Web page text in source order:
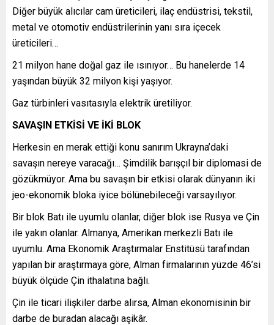
Diğer büyük alıcılar cam üreticileri, ilaç endüstrisi, tekstil,
metal ve otomotiv endüstrilerinin yanı sıra içecek
üreticileri…
21 milyon hane doğal gaz ile ısınıyor… Bu hanelerde 14
yaşından büyük 32 milyon kişi yaşıyor.
Gaz türbinleri vasıtasıyla elektrik üretiliyor.
SAVAŞIN ETKİSİ VE İKİ BLOK
Herkesin en merak ettiği konu sanırım Ukrayna’daki
savaşın nereye varacağı… Şimdilik barışçıl bir diplomasi de
gözükmüyor. Ama bu savaşın bir etkisi olarak dünyanın iki
jeo-ekonomik bloka iyice bölünebileceği varsayılıyor.
Bir blok Batı ile uyumlu olanlar, diğer blok ise Rusya ve Çin
ile yakın olanlar. Almanya, Amerikan merkezli Batı ile
uyumlu. Ama Ekonomik Araştırmalar Enstitüsü tarafından
yapılan bir araştırmaya göre, Alman firmalarının yüzde 46’si
büyük ölçüde Çin ithalatına bağlı.
Çin ile ticari ilişkiler darbe alırsa, Alman ekonomisinin bir
darbe de buradan alacağı aşikâr.